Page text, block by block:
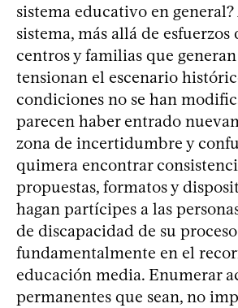
sistema educativo en
sistema, más allá de esfuerzos
centros y familias que
tensionan el escenario
condiciones no se han
parecen haber entrado
zona de incertidumbre y
quimera encontrar
propuestas, formatos y
hagan partícipes a las
de discapacidad de su
fundamentalmente en el
educación media. Enumerar
permanentes que sean, no